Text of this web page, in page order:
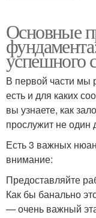
Основные
успешного
В первой части мы
есть и для каких
вы узнаете, как
прослужит не один
Есть 3 важных
внимание:
Предоставляйте
Как бы банально
— очень важный